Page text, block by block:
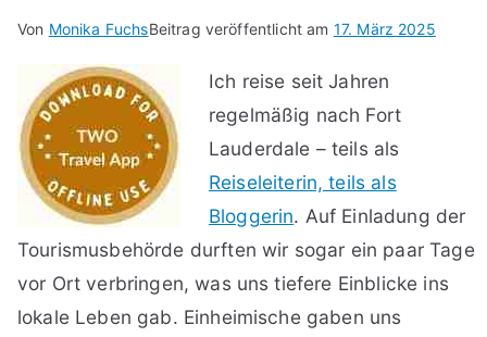
Von Monika FuchsBeitrag veröffentlicht am 17. März 2025
Ich reise seit Jahren
regelmäßig nach Fort
Lauderdale – teils als
Reiseleiterin, teils als
Bloggerin. Auf Einladung der
Tourismusbehörde durften wir sogar ein paar Tage
vor Ort verbringen, was uns tiefere Einblicke ins
lokale Leben gab. Einheimische gaben uns